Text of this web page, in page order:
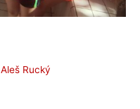
Aleš Rucký